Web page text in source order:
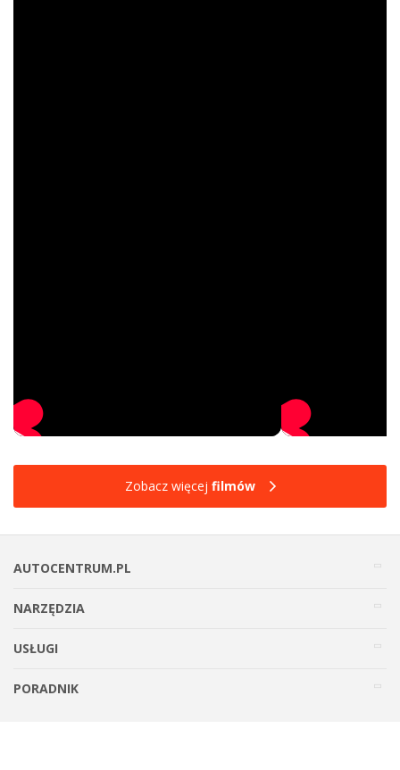
Zobacz więcej filmów
AUTOCENTRUM.PL
NARZĘDZIA
USŁUGI
PORADNIK